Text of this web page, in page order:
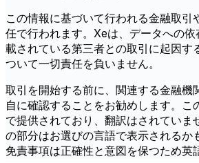
この情報に基づいて行われる金融取引
任で行われます。Xeは、データへの
載されている第三者との取引に起因す
ついて一切責任を負いません。
取引を開始する前に、関連する金融機
自に確認することをお勧めします。こ
で提供されており、翻訳はされていま
の部分はお選びの言語で表示されるか
免責事項は正確性と意図を保つため英